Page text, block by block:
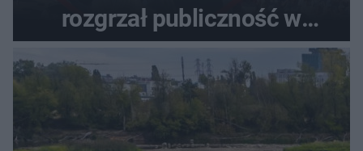
rozgrzał publiczność w
Toruniu